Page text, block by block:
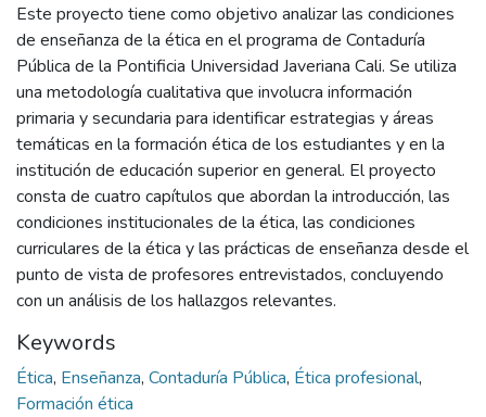
Este proyecto tiene como objetivo analizar las condiciones
de enseñanza de la ética en el programa de Contaduría
Pública de la Pontificia Universidad Javeriana Cali. Se utiliza
una metodología cualitativa que involucra información
primaria y secundaria para identificar estrategias y áreas
temáticas en la formación ética de los estudiantes y en la
institución de educación superior en general. El proyecto
consta de cuatro capítulos que abordan la introducción, las
condiciones institucionales de la ética, las condiciones
curriculares de la ética y las prácticas de enseñanza desde el
punto de vista de profesores entrevistados, concluyendo
con un análisis de los hallazgos relevantes.
Keywords
Ética, Enseñanza, Contaduría Pública, Ética profesional,
Formación ética